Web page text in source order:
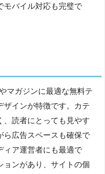
モバイル対応も完璧で
マガジンに最適な無料テ
ザインが特徴です。カテ
、読者にとっても見やす
ら広告スペースも確保で
ィア運営者にも最適で
ョンがあり、サイトの個